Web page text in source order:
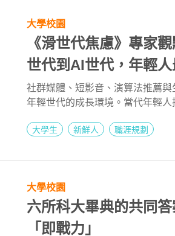
大學校園
《滑世代焦慮》專家
世代到AI世代，年輕
只剩下「別人怎麼看我
社群媒體、短影音、演算法推薦
年輕世代的成長環境。當代年輕
加、真實互動逐漸減少，孤獨感
大學生 新鮮人 職涯規劃
大學校園
六所科大畢典的共同
「即戰力」